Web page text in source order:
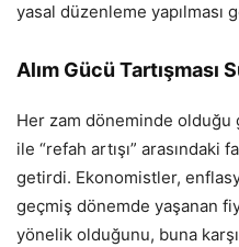
yasal düzenleme yapılması
Alım Gücü Tartışması
Her zam döneminde olduğu
ile “refah artışı” arasındaki
getirdi. Ekonomistler,
geçmiş dönemde yaşanan
yönelik olduğunu, buna